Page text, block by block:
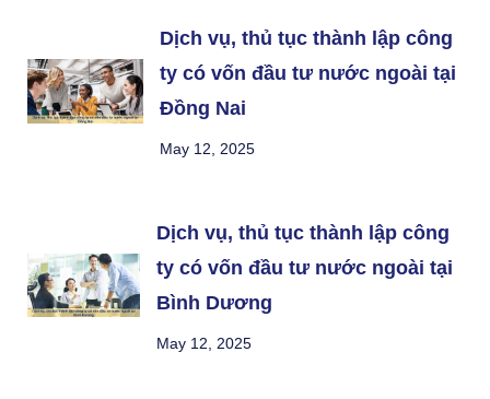
Dịch vụ, thủ tục thành lập công
ty có vốn đầu tư nước ngoài tại
Đồng Nai
May 12, 2025
Dịch vụ, thủ tục thành lập công
ty có vốn đầu tư nước ngoài tại
Bình Dương
May 12, 2025